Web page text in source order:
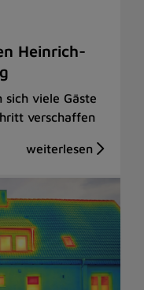
Heinrich-
sich viele Gäste
verschaffen